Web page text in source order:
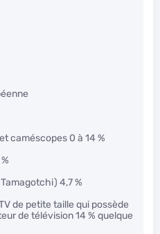
caméscopes 0 à 14 %
4,7 %
de petite taille qui possède
de télévision 14 % quelque